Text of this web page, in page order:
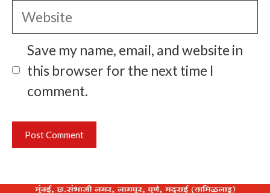
Website
Save my name, email, and website in
this browser for the next time I
comment.